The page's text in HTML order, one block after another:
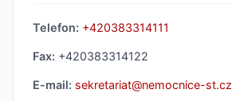
Telefon: +420383314111
Fax: +420383314122
E-mail: sekretariat@nemocnice-st.cz